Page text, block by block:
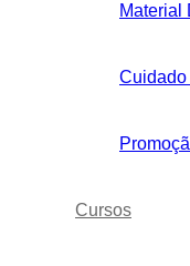
Material
Cuidado
Cursos